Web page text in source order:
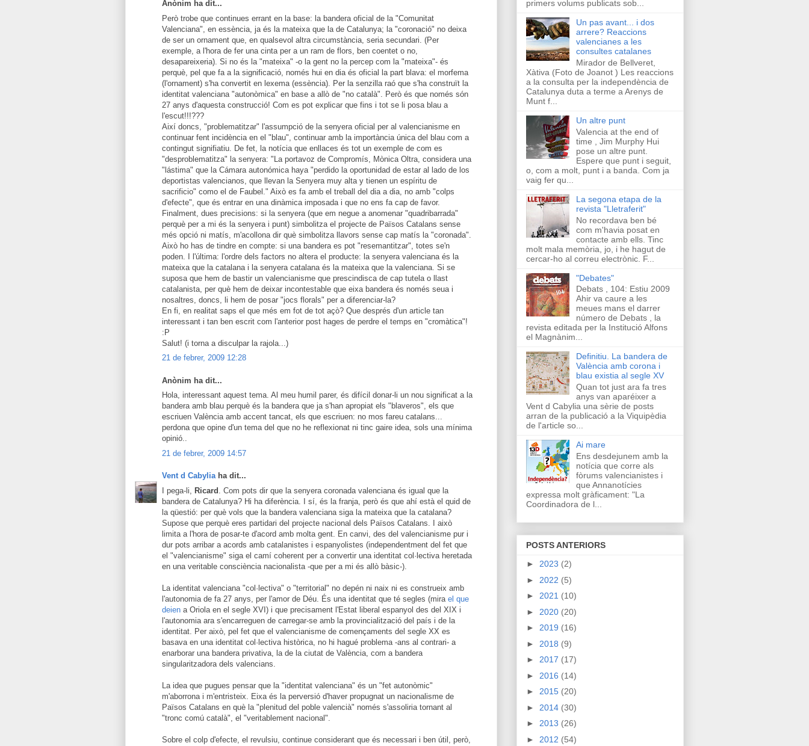
Anònim ha dit...
Però trobe que continues errant en la base: la bandera oficial de la "Comunitat
Valenciana", en essència, ja és la mateixa que la de Catalunya; la "coronació" no deixa
de ser un ornament que, en qualsevol altra circumstància, seria secundari. (Per
exemple, a l'hora de fer una cinta per a un ram de flors, ben coentet o no,
desapareixeria). Si no és la "mateixa" -o la gent no la percep com la "mateixa"- és
perquè, pel que fa a la significació, només hui en dia és oficial la part blava: el morfema
(l'ornament) s'ha convertit en lexema (essència). Per la senzilla raó que s'ha construït la
identitat valenciana "autonòmica" en base a allò de "no català". Però és que només són
27 anys d'aquesta construcció! Com es pot explicar que fins i tot se li posa blau a
l'escut!!!???
Així doncs, "problematitzar" l'assumpció de la senyera oficial per al valencianisme en
continuar fent incidència en el "blau", continuar amb la importància única del blau com a
contingut signifiatiu. De fet, la notícia que enllaces és tot un exemple de com es
"desproblematitza" la senyera: "La portavoz de Compromís, Mònica Oltra, considera una
"lástima" que la Cámara autonómica haya "perdido la oportunidad de estar al lado de los
deportistas valencianos, que llevan la Senyera muy alta y tienen un espíritu de
sacrificio" como el de Faubel." Això es fa amb el treball del dia a dia, no amb "colps
d'efecte", que és entrar en una dinàmica imposada i que no ens fa cap de favor.
Finalment, dues precisions: si la senyera (que em negue a anomenar "quadribarrada"
perquè per a mi és la senyera i punt) simbolitza el projecte de Països Catalans sense
més opció ni matís, m'acollona dir què simbolitza llavors sense cap matís la "coronada".
Això ho has de tindre en compte: si una bandera es pot "resemantitzar", totes se'n
poden. I l'última: l'ordre dels factors no altera el producte: la senyera valenciana és la
mateixa que la catalana i la senyera catalana és la mateixa que la valenciana. Si se
suposa que hem de bastir un valencianisme que prescindisca de cap tutela o llast
catalanista, per què hem de deixar incontestable que eixa bandera és només seua i
nosaltres, doncs, li hem de posar "jocs florals" per a diferenciar-la?
En fi, en realitat saps el que més em fot de tot açò? Que després d'un article tan
interessant i tan ben escrit com l'anterior post hages de perdre el temps en "cromàtica"!
:P
Salut! (i torna a disculpar la rajola...)
21 de febrer, 2009 12:28
Anònim ha dit...
Hola, interessant aquest tema. Al meu humil parer, és difícil donar-li un nou significat a la
bandera amb blau perquè és la bandera que ja s'han apropiat els "blaveros", els que
escriuen València amb accent tancat, els que escriuen: no mos fareu catalans...
perdona que opine d'un tema del que no he reflexionat ni tinc gaire idea, sols una mínima
opinió..
21 de febrer, 2009 14:57
Vent d Cabyliaha dit...
I pega-li, Ricard . Com pots dir que la senyera coronada valenciana és igual que la
bandera de Catalunya? Hi ha diferència. I sí, és la franja, però és que ahí està el quid de
la qüestió: per què vols que la bandera valenciana siga la mateixa que la catalana?
Supose que perquè eres partidari del projecte nacional dels Països Catalans. I això
limita a l'hora de posar-te d'acord amb molta gent. En canvi, des del valencianisme pur i
dur pots arribar a acords amb catalanistes i espanyolistes (independentment del fet que
el "valencianisme" siga el camí coherent per a convertir una identitat col·lectiva heretada
en una veritable consciència nacionalista -que per a mi és allò bàsic-).
La identitat valenciana "col·lectiva" o "territorial" no depén ni naix ni es construeix amb
l'autonomia de fa 27 anys, per l'amor de Déu. És una identitat que té segles (mira el que
deien a Oriola en el segle XVI) i que precisament l'Estat liberal espanyol des del XIX i
l'autonomia ara s'encarreguen de carregar-se amb la provincialització del país i de la
identitat. Per això, pel fet que el valencianisme de començaments del segle XX es
basava en una identitat col·lectiva històrica, no hi hagué problema -ans al contrari- a
enarborar una bandera privativa, la de la ciutat de València, com a bandera
singularitzadora dels valencians.
La idea que pugues pensar que la "identitat valenciana" és un "fet autonòmic"
m'aborrona i m'entristeix. Eixa és la perversió d'haver propugnat un nacionalisme de
Països Catalans en què la "plenitud del poble valencià" només s'assoliria tornant al
"tronc comú català", el "veritablement nacional".
Sobre el colp d'efecte, el revulsiu, continue considerant que és necessari i ben útil, però,
primers volums publicats sob...
Un pas avant... i dos
arrere? Reaccions
valencianes a les
consultes catalanes
Mirador de Bellveret,
Xàtiva (Foto de Joanot ) Les reaccions
a la consulta per la independència de
Catalunya duta a terme a Arenys de
Munt f...
Un altre punt
Valencia at the end of
time , Jim Murphy Hui
pose un altre punt.
Espere que punt i seguit,
o, com a molt, punt i a banda. Com ja
vaig fer qu...
La segona etapa de la
revista "Lletraferit"
No recordava ben bé
com m'havia posat en
contacte amb ells. Tinc
molt mala memòria, jo, i he hagut de
cercar-ho al correu electrònic. F...
"Debates"
Debats , 104: Estiu 2009
Ahir va caure a les
meues mans el darrer
número de Debats , la
revista editada per la Institució Alfons
el Magnànim...
Definitiu. La bandera de
València amb corona i
blau existia al segle XV
Quan tot just ara fa tres
anys van aparéixer a
Vent d Cabylia una sèrie de posts
arran de la publicació a la Viquipèdia
de l'article so...
Ai mare
Ens desdejunem amb la
notícia que corre als
fòrums valencianistes i
que Annanotícies
expressa molt gràficament: "La
Coordinadora de l...
POSTS ANTERIORS
► 2023 (2)
► 2022 (5)
► 2021 (10)
► 2020 (20)
► 2019 (16)
► 2018 (9)
► 2017 (17)
► 2016 (14)
► 2015 (20)
► 2014 (30)
► 2013 (26)
► 2012 (54)